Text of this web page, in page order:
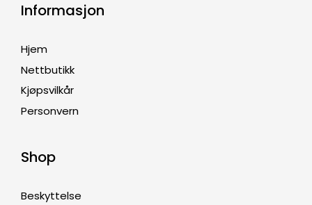
Informasjon
Hjem
Nettbutikk
Kjøpsvilkår
Personvern
Shop
Beskyttelse